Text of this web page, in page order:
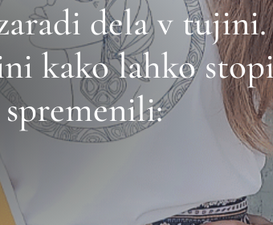
dela v tujini.
kako lahko